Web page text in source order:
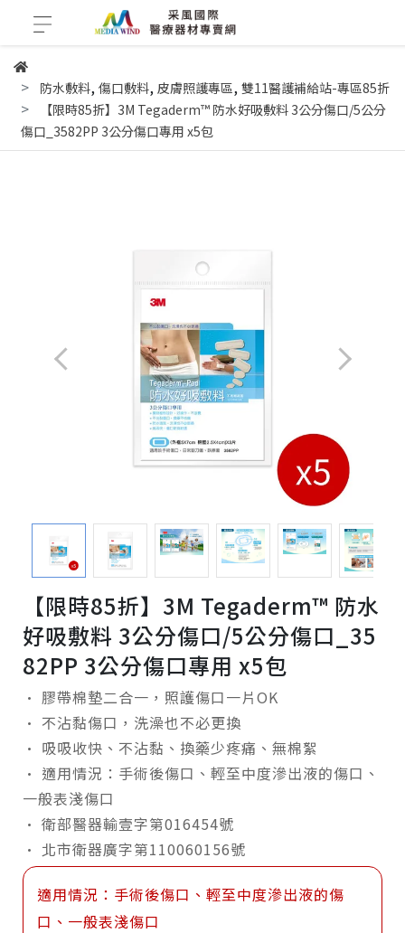
防水敷料, 傷口敷料, 皮膚照護專區, 雙11醫護補給站-專區85折
【限時85折】3M Tegaderm™ 防水好吸敷料 3公分傷口/5公分
傷口_3582PP 3公分傷口專用 x5包
【限時85折】3M Tegaderm™ 防水
好吸敷料 3公分傷口/5公分傷口_35
82PP 3公分傷口專用 x5包
· 膠帶棉墊二合一，照護傷口一片OK
· 不沾黏傷口，洗澡也不必更換
· 吸吸收快、不沾黏、換藥少疼痛、無棉絮
· 適用情況：手術後傷口、輕至中度滲出液的傷口、
一般表淺傷口
· 衛部醫器輸壹字第016454號
· 北市衛器廣字第110060156號
適用情況：手術後傷口、輕至中度滲出液的傷
口、一般表淺傷口